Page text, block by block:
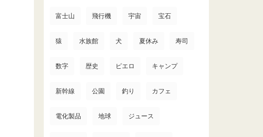
富士山 飛行機 宇宙 宝石
猿 水族館 犬 夏休み 寿司
数字 歴史 ピエロ キャンプ
新幹線 公園 釣り カフェ
電化製品 地球 ジュース